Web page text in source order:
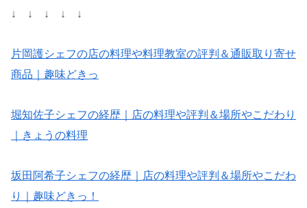
↓ ↓ ↓ ↓ ↓
片岡護シェフの店の料理や料理教室の評判＆通販取り寄せ
商品｜趣味どきっ
堀知佐子シェフの経歴｜店の料理や評判＆場所やこだわり
｜きょうの料理
坂田阿希子シェフの経歴｜店の料理や評判＆場所やこだわ
り｜趣味どきっ！